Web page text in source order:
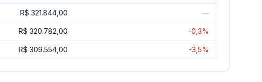
R$ 321.844,00 —
R$ 320.782,00 -0,3%
R$ 309.554,00 -3,5%